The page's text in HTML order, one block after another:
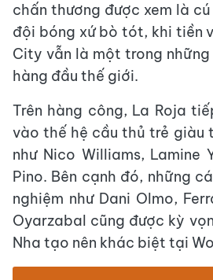
chấn thương được xem là
đội bóng xứ bò tót, khi tiền
City vẫn là một trong
hàng đầu thế giới.
Trên hàng công, La Roja
vào thế hệ cầu thủ trẻ giàu
như Nico Williams, Lamine
Pino. Bên cạnh đó, những
nghiệm như Dani Olmo,
Oyarzabal cũng được kỳ
Nha tạo nên khác biệt tại